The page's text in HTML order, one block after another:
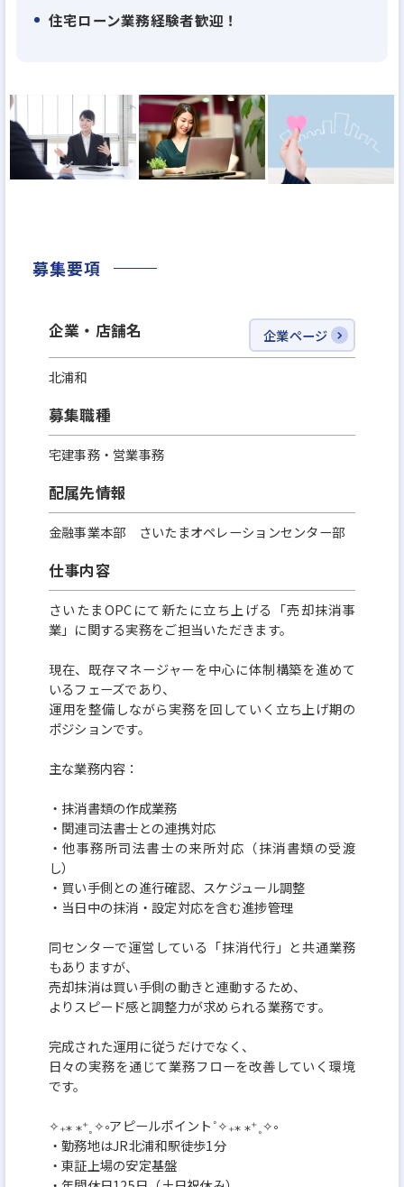
めには、事業活動を行う「人財」こそが根幹である
1．目指す姿
当社は、当社が有する社会的使命と責任を認識し、
従業員一人ひとりが、高い専門性、協調性を持ち、
様々な価値観に対応し、新しい価値の創造に取り組
み、当社の持続的成長を通じて社会に貢献していき
また、すべての従業員が、人財の多様性（ダイバー
シティ）を受け入れ、高い倫理観と信頼関係によ
い、尊重する風通しの良い企業風土を醸成し、誇り
を持って働くことができる企業を目指します。
2．求める人財像
当社は、経営理念を具現化するため、従業員の行動
「EAJ Way」を浸透させ、自己の行動に反映できる
人財を登用するため、「EAJ Way」に基づく人事評
価制度の運用等を行います。
「EAJ Way」
自信を持とう
自ら気づき、自ら行動し、自己の成長の機会を創り
チーム力を高めよう
お互いに相手の立場に立って、共に成長の喜びを分
かち合う結束の強いチームを目指します。
逆算的に行動しよう
動します。
スピードアップしよう
スピードとは、報告の頻度と早さのこと。サービス
業は、時間という価値を提供する仕事です。
変化しよう
時代の変化に対応することは、常にお客さまの困っ
ていることを見つける能力です。理解（わかる）と
は、行動（かわる）を意味します。
フェアでいよう
住宅ローン業務経験者歓迎！
募集要項
企業・店舗名 企業ページ
北浦和
募集職種
宅建事務・営業事務
配属先情報
金融事業本部 さいたまオペレーションセンター部
仕事内容
さいたまOPCにて新たに立ち上げる「売却抹消事
業」に関する実務をご担当いただきます。
現在、既存マネージャーを中心に体制構築を進めて
いるフェーズであり、
運用を整備しながら実務を回していく立ち上げ期の
ポジションです。
主な業務内容：
・抹消書類の作成業務
・関連司法書士との連携対応
・他事務所司法書士の来所対応（抹消書類の受渡
し）
・買い手側との進行確認、スケジュール調整
・当日中の抹消・設定対応を含む進捗管理
同センターで運営している「抹消代行」と共通業務
もありますが、
売却抹消は買い手側の動きと連動するため、
よりスピード感と調整力が求められる業務です。
完成された運用に従うだけでなく、
日々の実務を通じて業務フローを改善していく環境
です。
✧₊⁎ ⁎⁺˳✧༚アピールポイント˚✧₊⁎ ⁎⁺˳✧༚
・勤務地はJR北浦和駅徒歩1分
・東証上場の安定基盤